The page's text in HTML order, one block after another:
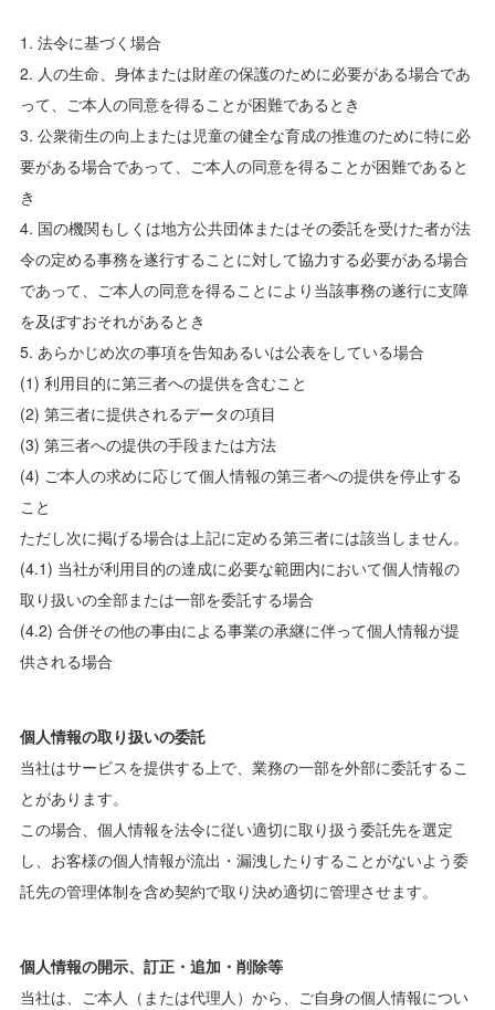
1. 法令に基づく場合
2. 人の生命、身体または財産の保護のために必要がある場合であ
って、ご本人の同意を得ることが困難であるとき
3. 公衆衛生の向上または児童の健全な育成の推進のために特に必
要がある場合であって、ご本人の同意を得ることが困難であると
き
4. 国の機関もしくは地方公共団体またはその委託を受けた者が法
令の定める事務を遂行することに対して協力する必要がある場合
であって、ご本人の同意を得ることにより当該事務の遂行に支障
を及ぼすおそれがあるとき
5. あらかじめ次の事項を告知あるいは公表をしている場合
(1) 利用目的に第三者への提供を含むこと
(2) 第三者に提供されるデータの項目
(3) 第三者への提供の手段または方法
(4) ご本人の求めに応じて個人情報の第三者への提供を停止する
こと
ただし次に掲げる場合は上記に定める第三者には該当しません。
(4.1) 当社が利用目的の達成に必要な範囲内において個人情報の
取り扱いの全部または一部を委託する場合
(4.2) 合併その他の事由による事業の承継に伴って個人情報が提
供される場合
個人情報の取り扱いの委託
当社はサービスを提供する上で、業務の一部を外部に委託するこ
とがあります。
この場合、個人情報を法令に従い適切に取り扱う委託先を選定
し、お客様の個人情報が流出・漏洩したりすることがないよう委
託先の管理体制を含め契約で取り決め適切に管理させます。
個人情報の開示、訂正・追加・削除等
当社は、ご本人（または代理人）から、ご自身の個人情報につい